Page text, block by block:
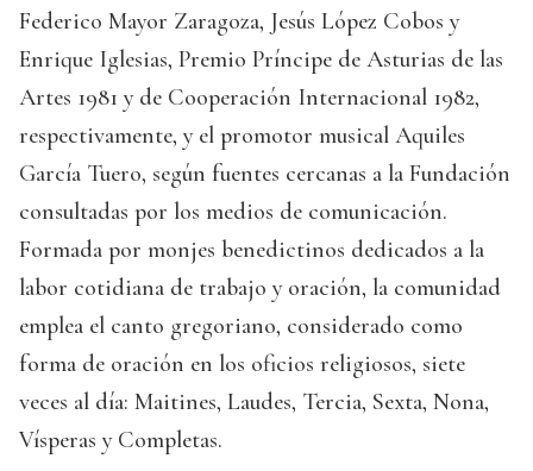
Federico Mayor Zaragoza, Jesús López Cobos y
Enrique Iglesias, Premio Príncipe de Asturias de las
Artes 1981 y de Cooperación Internacional 1982,
respectivamente, y el promotor musical Aquiles
García Tuero, según fuentes cercanas a la Fundación
consultadas por los medios de comunicación.
Formada por monjes benedictinos dedicados a la
labor cotidiana de trabajo y oración, la comunidad
emplea el canto gregoriano, considerado como
forma de oración en los oficios religiosos, siete
veces al día: Maitines, Laudes, Tercia, Sexta, Nona,
Vísperas y Completas.